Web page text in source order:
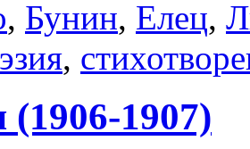
, Бунин, Елец,
,
1907)